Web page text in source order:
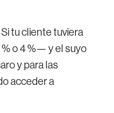
tu cliente tuviera
% o 4 %— y el suyo
y para las
acceder a